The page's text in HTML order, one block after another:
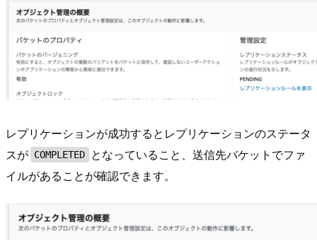
レプリケーションが成功するとレプリケーションのステータ
スが COMPLETED
となっていること、送信先バケットでファ
イルがあることが確認できます。